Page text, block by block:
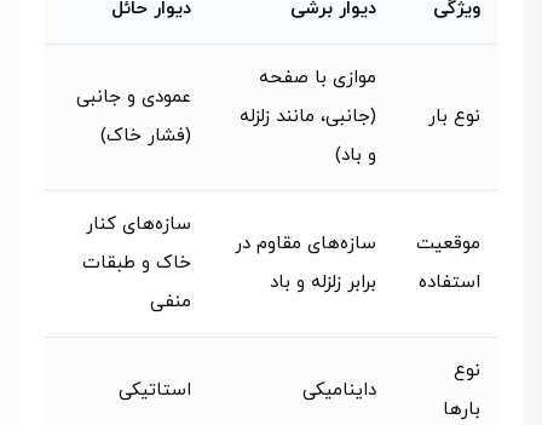
ویژگی دیوار برشی دیوار حائل
نوع بار
موازی با صفحه
(جانبی، مانند زلزله
و باد)
عمودی و جانبی
(فشار خاک)
موقعیت
استفاده
سازه‌های مقاوم در
برابر زلزله و باد
سازه‌های کنار
خاک و طبقات
منفی
نوع
بارها
داینامیکی استاتیکی